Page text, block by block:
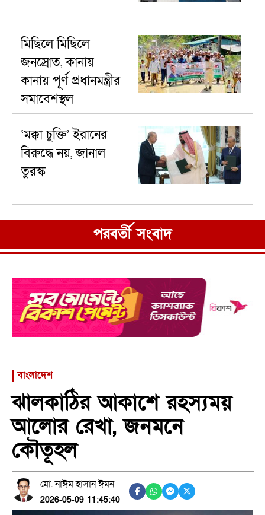
মিছিলে মিছিলে
জনস্রোত, কানায়
কানায় পূর্ণ প্রধানমন্ত্রীর
সমাবেশস্থল
‘মক্কা চুক্তি’ ইরানের
বিরুদ্ধে নয়, জানাল
তুরস্ক
পরবর্তী সংবাদ
বাংলাদেশ
ঝালকাঠির আকাশে রহস্যময়
আলোর রেখা, জনমনে
কৌতূহল
মো. নাঈম হাসান ঈমন
2026-05-09 11:45:40